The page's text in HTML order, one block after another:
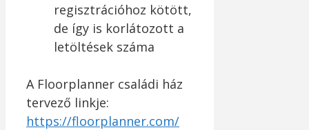
regisztrációhoz kötött,
de így is korlátozott a
letöltések száma
A Floorplanner családi ház
tervező linkje:
https://floorplanner.com/